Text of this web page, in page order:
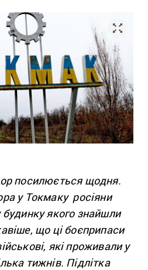
посилюється щодня.
у Токмаку росіяни
якого знайшли
що ці боєприпаси
які проживали у
тижнів. Підлітка